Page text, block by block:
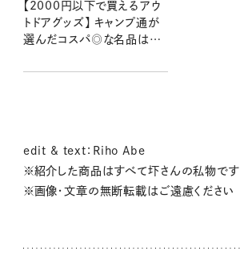
【2000円以下で買えるアウ
トドアグッズ】 キャンプ通が
選んだコスパ◎な名品はコ
edit & text：Riho Abe
※紹介した商品はすべて圷さんの私物です
※画像・文章の無断転載はご遠慮ください